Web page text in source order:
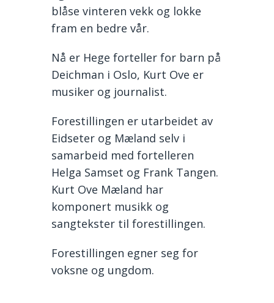
blåse vinteren vekk og lokke
fram en bedre vår.
Nå er Hege forteller for barn på
Deichman i Oslo, Kurt Ove er
musiker og journalist.
Forestillingen er utarbeidet av
Eidseter og Mæland selv i
samarbeid med fortelleren
Helga Samset og Frank Tangen.
Kurt Ove Mæland har
komponert musikk og
sangtekster til forestillingen.
Forestillingen egner seg for
voksne og ungdom.